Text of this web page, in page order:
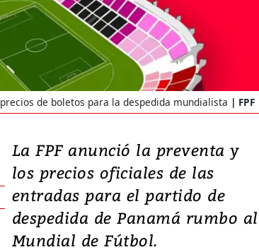
de boletos para la despedida mundialista FPF
La FPF anunció la preventa y
los precios oficiales de las
entradas para el partido de
despedida de Panamá rumbo al
Mundial de Fútbol.
Un fuerte terremoto de magnitud
7,1 se registró este martes 28 de
julio en la prefectura de Kumamoto,
al sur de Japón, provocando una
emergencia de gran...